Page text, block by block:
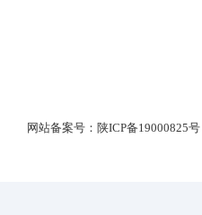
网站备案号： 陕ICP备19000825号